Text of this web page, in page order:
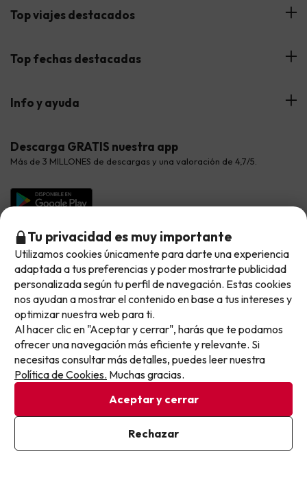
No llegas tarde: llegas al siguiente.
Este chollo ya ha caducado, pero cada día lanzamos
nuevas oportunidades para viajar mejor y pagar
menos.
Apúntate y que el próximo no se te escape.
Pon tu mejor e-mail
Ya estoy suscrito
Al suscribirte, confirmas haber leído y estar de acuerdo con la
Buscounchollo en los medios
Proveedores
Viajes para grupos
Hoteles Andalucía
Hoteles Cataluña
Hoteles Galicia
Hoteles Salou
Top viajes destacados
Viajes con Niños
Viajes de Novios
Chollos con Todo Incluido
Chollos en la playa
Hoteles con toboganes
Selección de la Newsletter
Los favoritos de nuestros clientes
Top fechas destacadas
Verano
Vacaciones en Agosto
Vacaciones en Octubre
Vacaciones en Noviembre
Info y ayuda
Contáctanos
Preguntas frecuentes
Descarga GRATIS nuestra app
Más de 3 MILLONES de descargas y una valoración de 4,7/5.
Métodos de pago disponibles
Política de cookies
Viajes para ti S.L.U. Copyright © Buscounchollo.com 2010 -
Tu privacidad es muy importante
Utilizamos cookies únicamente para darte una experiencia
adaptada a tus preferencias y poder mostrarte publicidad
personalizada según tu perfil de navegación. Estas cookies
nos ayudan a mostrar el contenido en base a tus intereses y
optimizar nuestra web para ti.
Al hacer clic en "Aceptar y cerrar", harás que te podamos
ofrecer una navegación más eficiente y relevante. Si
necesitas consultar más detalles, puedes leer nuestra
Política de Cookies. Muchas gracias.
Aceptar y cerrar
Rechazar